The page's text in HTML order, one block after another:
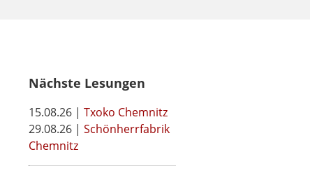
Nächste Lesungen
15.08.26 | Txoko Chemnitz
29.08.26 | Schönherrfabrik
Chemnitz